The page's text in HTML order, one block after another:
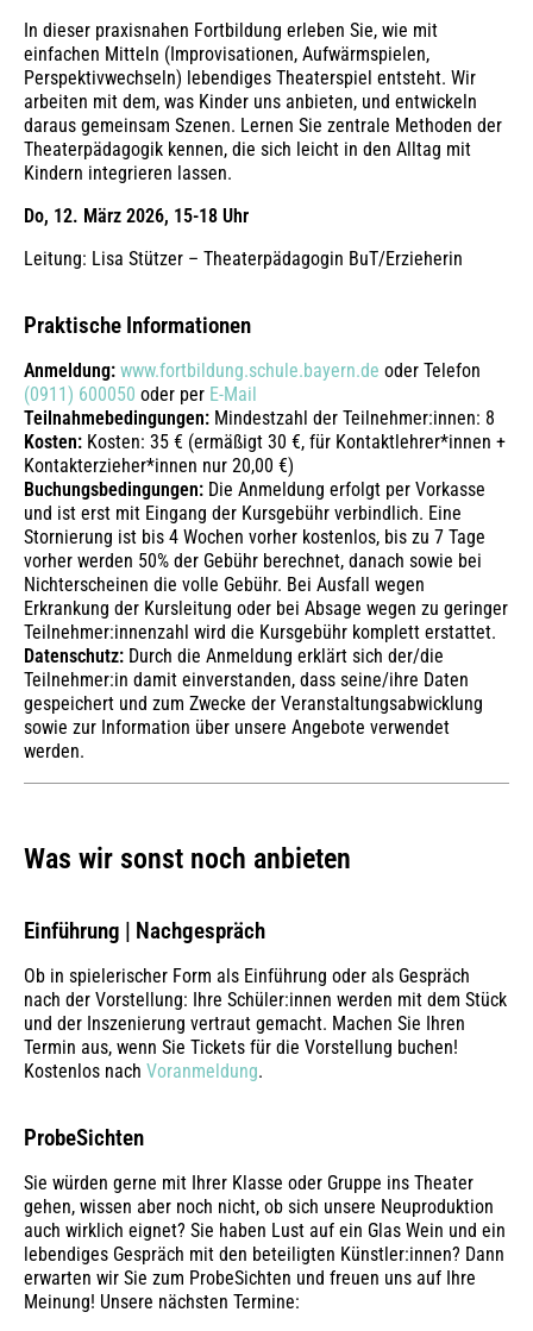
In dieser praxisnahen Fortbildung erleben Sie, wie mit
einfachen Mitteln (Improvisationen, Aufwärmspielen,
Perspektivwechseln) lebendiges Theaterspiel entsteht. Wir
arbeiten mit dem, was Kinder uns anbieten, und entwickeln
daraus gemeinsam Szenen. Lernen Sie zentrale Methoden der
Theaterpädagogik kennen, die sich leicht in den Alltag mit
Kindern integrieren lassen.
Do, 12. März 2026, 15-18 Uhr
Leitung: Lisa Stützer – Theaterpädagogin BuT/Erzieherin
Praktische Informationen
Anmeldung: www.fortbildung.schule.bayern.de oder Telefon
(0911) 600050 oder per E-Mail
Teilnahmebedingungen: Mindestzahl der Teilnehmer:innen: 8
Kosten: Kosten: 35 € (ermäßigt 30 €, für Kontaktlehrer*innen +
Kontakterzieher*innen nur 20,00 €)
Buchungsbedingungen: Die Anmeldung erfolgt per Vorkasse
und ist erst mit Eingang der Kursgebühr verbindlich. Eine
Stornierung ist bis 4 Wochen vorher kostenlos, bis zu 7 Tage
vorher werden 50% der Gebühr berechnet, danach sowie bei
Nichterscheinen die volle Gebühr. Bei Ausfall wegen
Erkrankung der Kursleitung oder bei Absage wegen zu geringer
Teilnehmer:innenzahl wird die Kursgebühr komplett erstattet.
Datenschutz: Durch die Anmeldung erklärt sich der/die
Teilnehmer:in damit einverstanden, dass seine/ihre Daten
gespeichert und zum Zwecke der Veranstaltungsabwicklung
sowie zur Information über unsere Angebote verwendet
werden.
Was wir sonst noch anbieten
Einführung | Nachgespräch
Ob in spielerischer Form als Einführung oder als Gespräch
nach der Vorstellung: Ihre Schüler:innen werden mit dem Stück
und der Inszenierung vertraut gemacht. Machen Sie Ihren
Termin aus, wenn Sie Tickets für die Vorstellung buchen!
Kostenlos nach Voranmeldung.
ProbeSichten
Sie würden gerne mit Ihrer Klasse oder Gruppe ins Theater
gehen, wissen aber noch nicht, ob sich unsere Neuproduktion
auch wirklich eignet? Sie haben Lust auf ein Glas Wein und ein
lebendiges Gespräch mit den beteiligten Künstler:innen? Dann
erwarten wir Sie zum ProbeSichten und freuen uns auf Ihre
Meinung! Unsere nächsten Termine: